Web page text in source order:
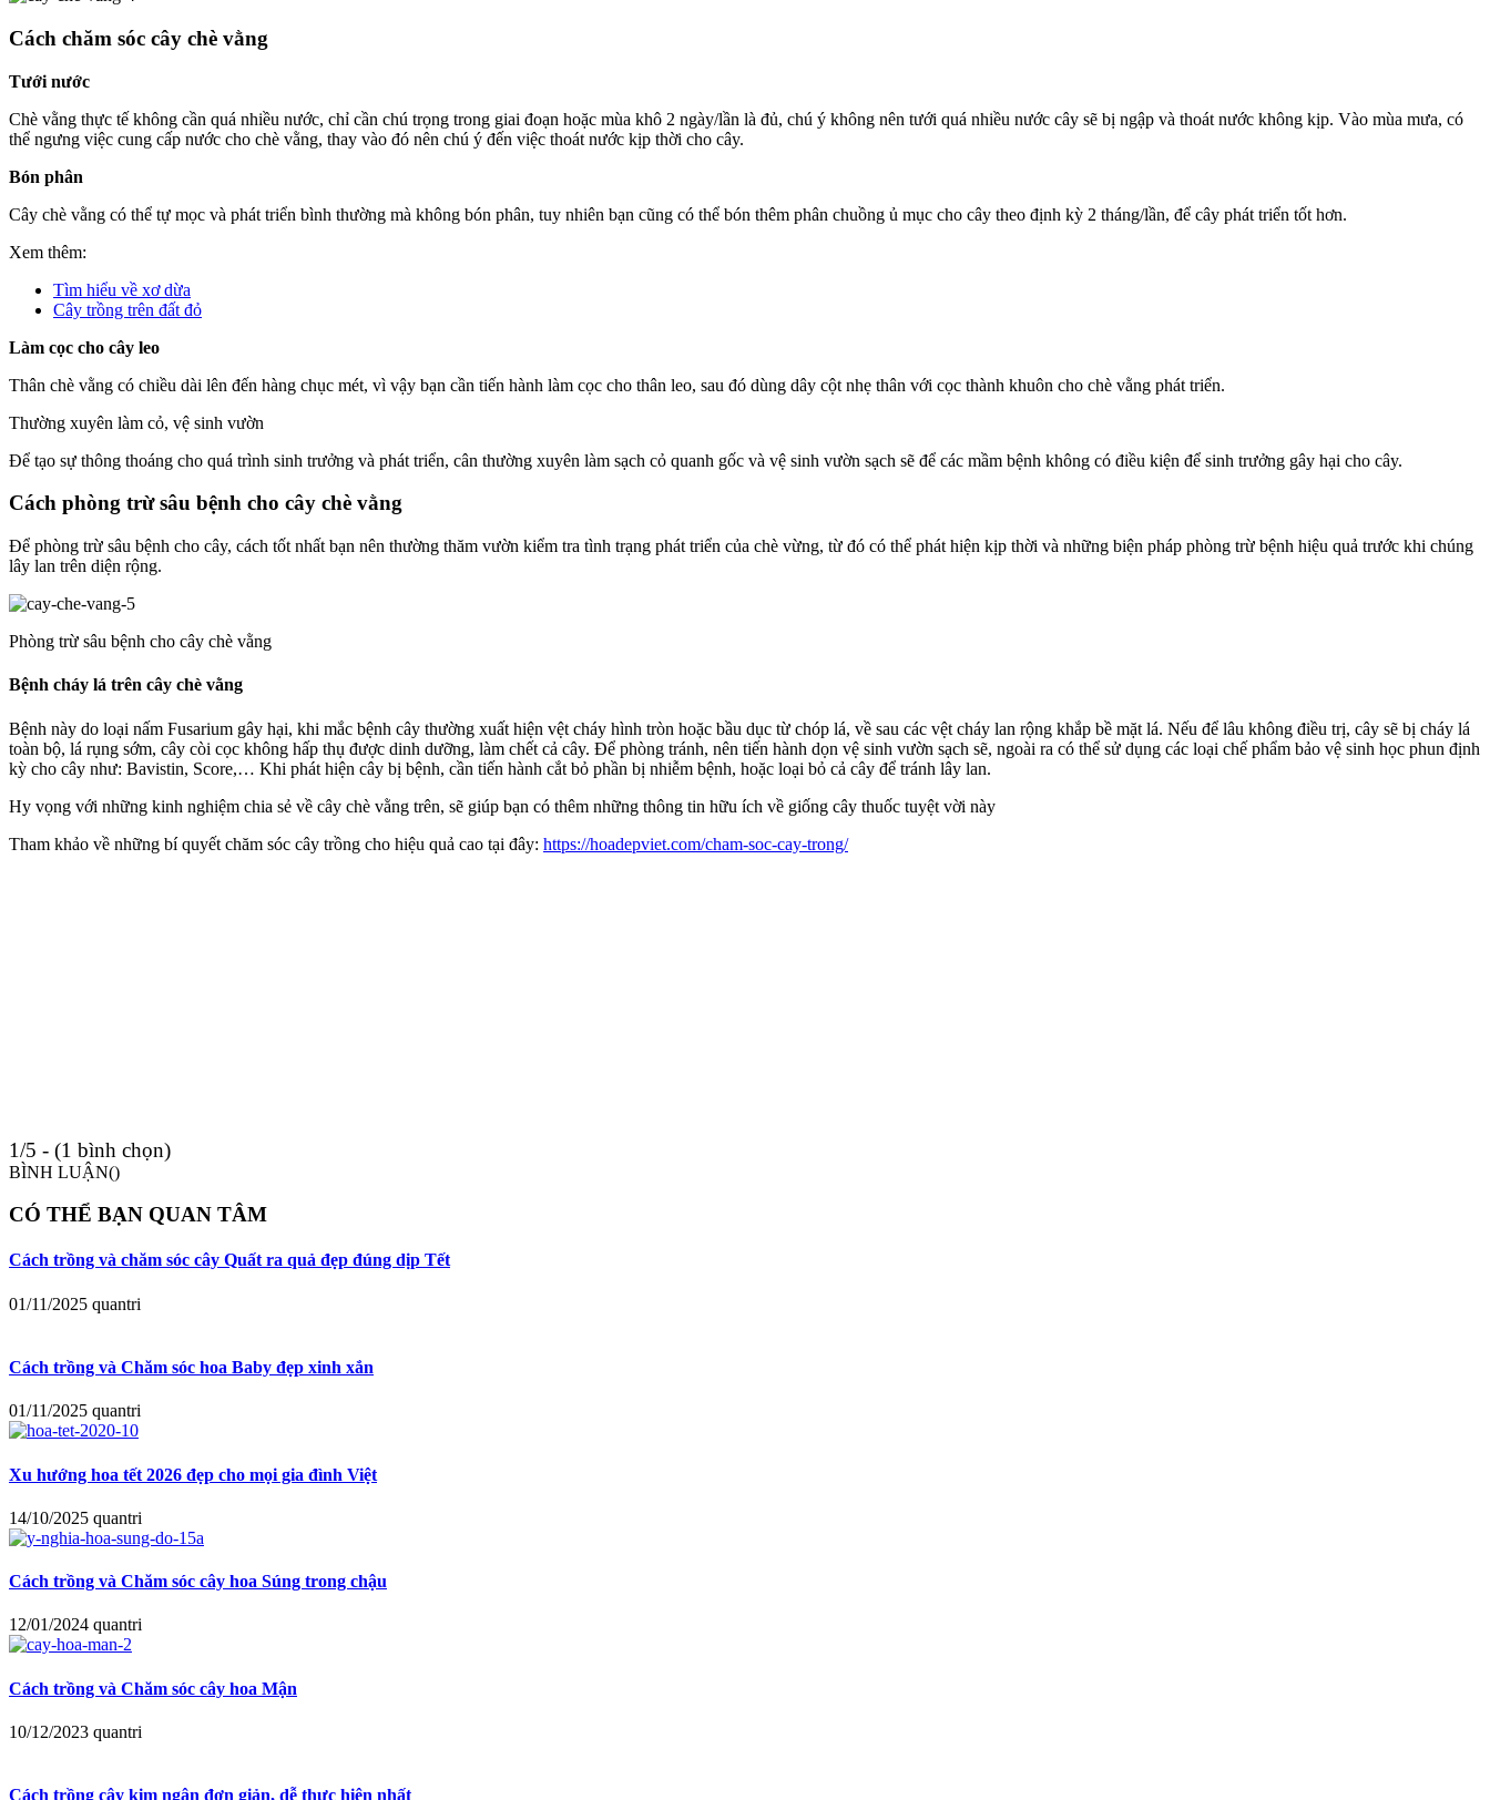
Cách chăm sóc cây chè vằng
Tưới nước
Chè vằng thực tế không cần quá nhiều nước, chỉ cần chú trọng trong giai đoạn hoặc mùa khô 2 ngày/lần là đủ, chú ý không nên tưới quá nhiều nước cây sẽ bị ngập và thoát nước không kịp. Vào mùa mưa, có
thể ngưng việc cung cấp nước cho chè vằng, thay vào đó nên chú ý đến việc thoát nước kịp thời cho cây.
Bón phân
Cây chè vằng có thể tự mọc và phát triển bình thường mà không bón phân, tuy nhiên bạn cũng có thể bón thêm phân chuồng ủ mục cho cây theo định kỳ 2 tháng/lần, để cây phát triển tốt hơn.
Xem thêm:
Tìm hiểu về xơ dừa
Cây trồng trên đất đỏ
Làm cọc cho cây leo
Thân chè vằng có chiều dài lên đến hàng chục mét, vì vậy bạn cần tiến hành làm cọc cho thân leo, sau đó dùng dây cột nhẹ thân với cọc thành khuôn cho chè vằng phát triển.
Thường xuyên làm cỏ, vệ sinh vườn
Để tạo sự thông thoáng cho quá trình sinh trưởng và phát triển, cân thường xuyên làm sạch cỏ quanh gốc và vệ sinh vườn sạch sẽ để các mầm bệnh không có điều kiện để sinh trưởng gây hại cho cây.
Cách phòng trừ sâu bệnh cho cây chè vằng
Để phòng trừ sâu bệnh cho cây, cách tốt nhất bạn nên thường thăm vườn kiểm tra tình trạng phát triển của chè vừng, từ đó có thể phát hiện kịp thời và những biện pháp phòng trừ bệnh hiệu quả trước khi chúng
lây lan trên diện rộng.
Phòng trừ sâu bệnh cho cây chè vằng
Bệnh cháy lá trên cây chè vằng
Bệnh này do loại nấm Fusarium gây hại, khi mắc bệnh cây thường xuất hiện vệt cháy hình tròn hoặc bầu dục từ chóp lá, về sau các vệt cháy lan rộng khắp bề mặt lá. Nếu để lâu không điều trị, cây sẽ bị cháy lá
toàn bộ, lá rụng sớm, cây còi cọc không hấp thụ được dinh dưỡng, làm chết cả cây. Để phòng tránh, nên tiến hành dọn vệ sinh vườn sạch sẽ, ngoài ra có thể sử dụng các loại chế phẩm bảo vệ sinh học phun định
kỳ cho cây như: Bavistin, Score,… Khi phát hiện cây bị bệnh, cần tiến hành cắt bỏ phần bị nhiễm bệnh, hoặc loại bỏ cả cây để tránh lây lan.
Hy vọng với những kinh nghiệm chia sẻ về cây chè vằng trên, sẽ giúp bạn có thêm những thông tin hữu ích về giống cây thuốc tuyệt vời này
Tham khảo về những bí quyết chăm sóc cây trồng cho hiệu quả cao tại đây: https://hoadepviet.com/cham-soc-cay-trong/
1/5 - (1 bình chọn)
BÌNH LUẬN()
CÓ THỂ BẠN QUAN TÂM
Cách trồng và chăm sóc cây Quất ra quả đẹp đúng dịp Tết
01/11/2025 quantri
Cách trồng và Chăm sóc hoa Baby đẹp xinh xắn
01/11/2025 quantri
Xu hướng hoa tết 2026 đẹp cho mọi gia đình Việt
14/10/2025 quantri
Cách trồng và Chăm sóc cây hoa Súng trong chậu
12/01/2024 quantri
Cách trồng và Chăm sóc cây hoa Mận
10/12/2023 quantri
Cách trồng cây kim ngân đơn giản, dễ thực hiện nhất